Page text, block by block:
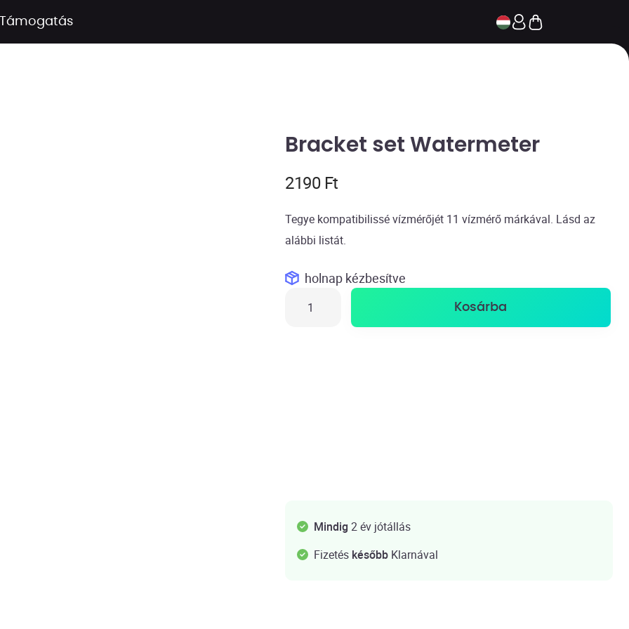
Támogatás
Bracket set Watermeter
2190 Ft
Tegye kompatibilissé vízmérőjét 11 vízmérő márkával. Lásd az
alábbi listát.
holnap kézbesítve
Kosárba
Mindig 2 év jótállás
Fizetés később Klarnával